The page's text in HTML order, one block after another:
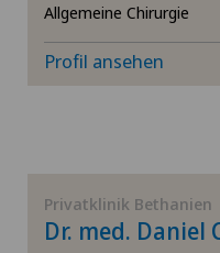
Bandscheibenvorfall
Bandscheibenvorfall
Bandscheibenvorfall
Allgemeine Chirurgie
Profil ansehen
Privatklinik Bethanien
Dr. med. Daniel